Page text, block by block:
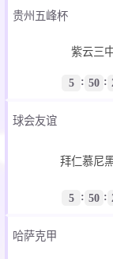
贵州五峰杯
紫云三
5 : 50 :
球会友谊
拜仁慕尼
5 : 50 :
哈萨克甲